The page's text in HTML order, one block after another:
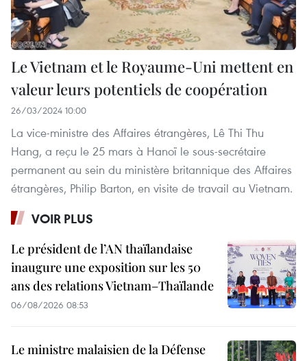
Le Vietnam et le Royaume-Uni mettent en
valeur leurs potentiels de coopération
26/03/2024 10:00
La vice-ministre des Affaires étrangères, Lê Thi Thu
Hang, a reçu le 25 mars à Hanoï le sous-secrétaire
permanent au sein du ministère britannique des Affaires
étrangères, Philip Barton, en visite de travail au Vietnam.
VOIR PLUS
Le président de l’AN thaïlandaise
inaugure une exposition sur les 50
ans des relations Vietnam–Thaïlande
06/08/2026 08:53
Le ministre malaisien de la Défense